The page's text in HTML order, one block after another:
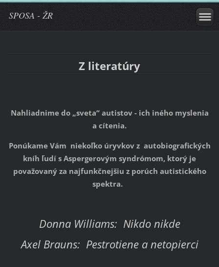
SPOSA - ŽR
Z literatúry
Nahliadnime do „sveta“ autistov - ich iného myslenia
a cítenia.
Ponúkame Vám niekoľko úryvkov z autobiografických
kníh ľudí s Aspergerovým syndrómom, ktorý je
považovaný za najfunkčnejšiu z porúch autistického
spektra.
Donna Williams: Nikdo nikde
Axel Brauns: Pestrotiene a netopierci